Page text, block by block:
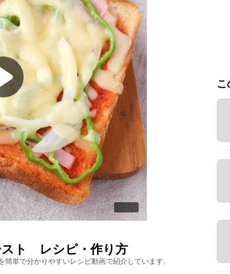
ト レシピ・作り方
簡単で分かりやすいレシピ動画で紹介しています。